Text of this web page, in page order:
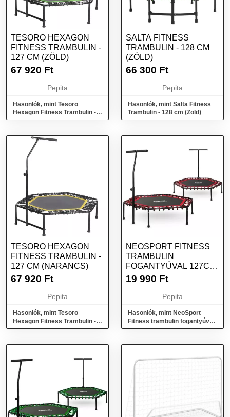
TESORO HEXAGON
FITNESS TRAMBULIN -
127 CM (ZÖLD)
67 920 Ft
Pepita
Hasonlók, mint Tesoro
Hexagon Fitness Trambulin -
127 cm (Zöld)
SALTA FITNESS
TRAMBULIN - 128 CM
(ZÖLD)
66 300 Ft
Pepita
Hasonlók, mint Salta Fitness
Trambulin - 128 cm (Zöld)
TESORO HEXAGON
FITNESS TRAMBULIN -
127 CM (NARANCS)
67 920 Ft
Pepita
Hasonlók, mint Tesoro
Hexagon Fitness Trambulin -
127 cm (Narancs)
NEOSPORT FITNESS
TRAMBULIN
FOGANTYÚVAL 127CM
- PIROS
19 990 Ft
Pepita
Hasonlók, mint NeoSport
Fitness trambulin fogantyúval
127cm - piros